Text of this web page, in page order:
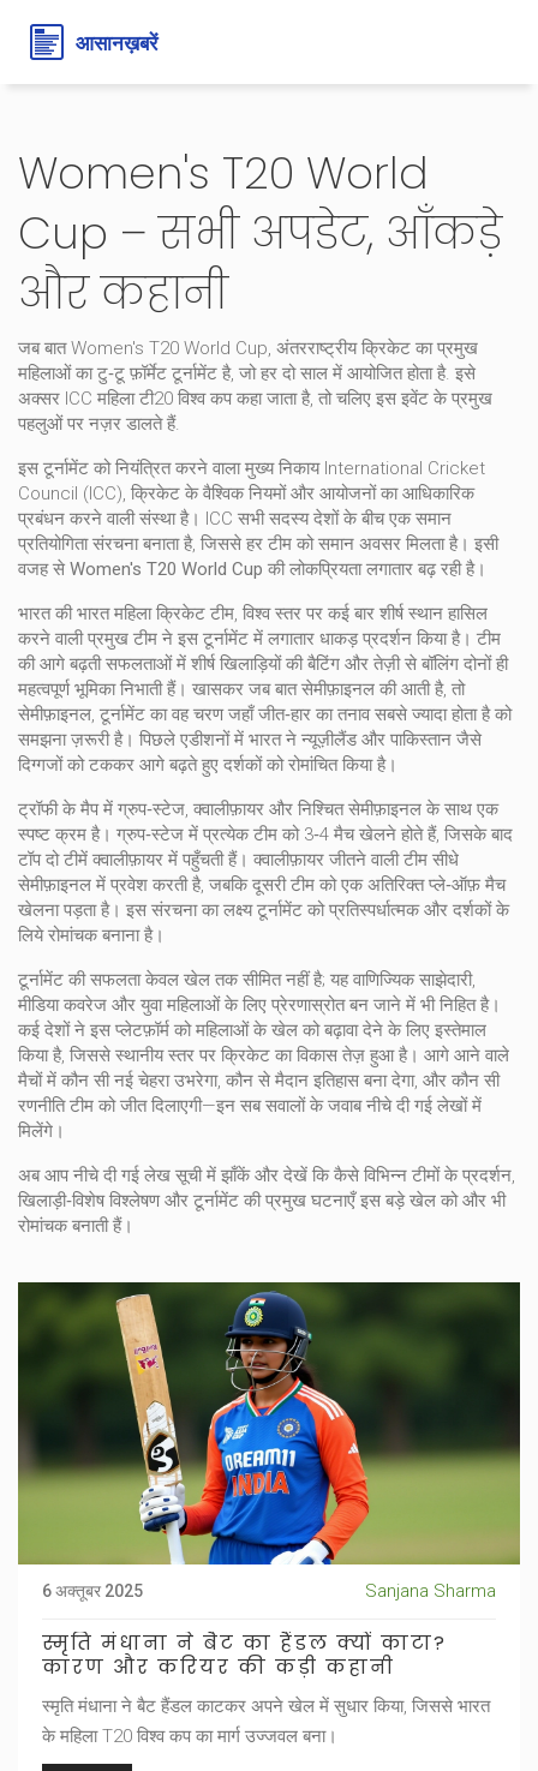
Women's T20 World
Cup – सभी अपडेट, आँकड़े
और कहानी
जब बातWomen's T20 World Cup, अंतरराष्ट्रीय क्रिकेट का प्रमुख
महिलाओं का टु‑टू फ़ॉर्मेट टूर्नामेंट है, जो हर दो साल में आयोजित होता है. इसे
अक्सर ICC महिला टी20 विश्व कपकहा जाता है, तो चलिए इस इवेंट के प्रमुख
पहलुओं पर नज़र डालते हैं.
इस टूर्नामेंट को नियंत्रित करने वाला मुख्य निकाय International Cricket
Council (ICC), क्रिकेट के वैश्विक नियमों और आयोजनों का आधिकारिक
प्रबंधन करने वाली संस्थाहै। ICC सभी सदस्य देशों के बीच एक समान
प्रतियोगिता संरचना बनाता है, जिससे हर टीम को समान अवसर मिलता है। इसी
वजह से Women's T20 World Cup की लोकप्रियता लगातार बढ़ रही है।
भारत कीभारत महिला क्रिकेट टीम, विश्व स्तर पर कई बार शीर्ष स्थान हासिल
करने वाली प्रमुख टीम ने इस टूर्नामेंट में लगातार धाकड़ प्रदर्शन किया है। टीम
की आगे बढ़ती सफलताओं में शीर्ष खिलाड़ियों की बैटिंग और तेज़ी से बॉलिंग दोनों ही
महत्वपूर्ण भूमिका निभाती हैं। खासकर जब बात सेमीफ़ाइनल की आती है, तो
सेमीफ़ाइनल, टूर्नामेंट का वह चरण जहाँ जीत‑हार का तनाव सबसे ज्यादा होता हैको
समझना ज़रूरी है। पिछले एडीशनों में भारत ने न्यूज़ीलैंड और पाकिस्तान जैसे
दिग्गजों को टककर आगे बढ़ते हुए दर्शकों को रोमांचित किया है।
ट्रॉफी के मैप में ग्रुप‑स्टेज, क्वालीफ़ायर और निश्‍चित सेमीफ़ाइनल के साथ एक
स्पष्ट क्रम है। ग्रुप‑स्टेज में प्रत्येक टीम को 3‑4 मैच खेलने होते हैं, जिसके बाद
टॉप दो टीमें क्वालीफ़ायर में पहुँचती हैं। क्वालीफ़ायर जीतने वाली टीम सीधे
सेमीफ़ाइनल में प्रवेश करती है, जबकि दूसरी टीम को एक अतिरिक्त प्ले‑ऑफ़ मैच
खेलना पड़ता है। इस संरचना का लक्ष्य टूर्नामेंट को प्रतिस्पर्धात्मक और दर्शकों के
लिये रोमांचक बनाना है।
टूर्नामेंट की सफलता केवल खेल तक सीमित नहीं है; यह वाणिज्यिक साझेदारी,
मीडिया कवरेज और युवा महिलाओं के लिए प्रेरणास्रोत बन जाने में भी निहित है।
कई देशों ने इस प्लेटफ़ॉर्म को महिलाओं के खेल को बढ़ावा देने के लिए इस्तेमाल
किया है, जिससे स्थानीय स्तर पर क्रिकेट का विकास तेज़ हुआ है। आगे आने वाले
मैचों में कौन सी नई चेहरा उभरेगा, कौन से मैदान इतिहास बना देगा, और कौन सी
रणनीति टीम को जीत दिलाएगी—इन सब सवालों के जवाब नीचे दी गई लेखों में
मिलेंगे।
अब आप नीचे दी गई लेख सूची में झाँकें और देखें कि कैसे विभिन्न टीमों के प्रदर्शन,
खिलाड़ी‑विशेष विश्लेषण और टूर्नामेंट की प्रमुख घटनाएँ इस बड़े खेल को और भी
रोमांचक बनाती हैं।
6 अक्तूबर 2025 Sanjana Sharma
स्मृति मंधाना ने बैट का हैंडल क्यों काटा?
कारण और करियर की कड़ी कहानी
स्मृति मंधाना ने बैट हैंडल काटकर अपने खेल में सुधार किया, जिससे भारत
के महिला T20 विश्व कप का मार्ग उज्जवल बना।